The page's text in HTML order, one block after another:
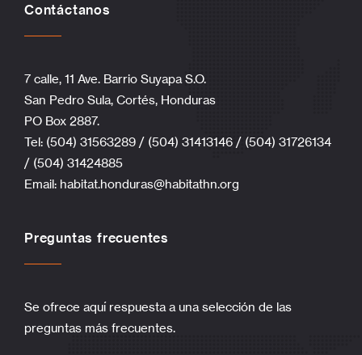
Contáctanos
7 calle, 11 Ave. Barrio Suyapa S.O.
San Pedro Sula, Cortés, Honduras
PO Box 2887.
Tel: (504) 31563289 / (504) 31413146 / (504) 31726134
/ (504) 31424885
Email: habitat.honduras@habitathn.org
Preguntas frecuentes
Se ofrece aquí respuesta a una selección de las
preguntas más frecuentes.